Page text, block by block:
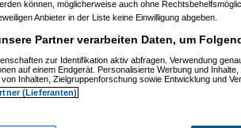
können, möglicherweise auch ohne
Anbieter in der Liste keine Einwilligung abgeben.
Partner verarbeiten Daten, um
zur Identifikation aktiv abfragen. Verwendung
auf einem Endgerät. Personalisierte Werbung und
Inhalten, Zielgruppenforschung sowie Entwicklung und
(Lieferanten)